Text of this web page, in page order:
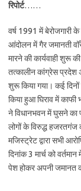
रिपोर्ट……
वर्ष 1991 में बेरोजगारी के
आंदोलन में गैर जमानती
मारने की कार्यवाही शुरू
तत्कालीन कांग्रेस प्रदेश
शुरू किया गया। कई
किया हुआ घिराव में काफी
ने विधानभवन में घुसने का
लोगों के विरुद्ध हजरतगंज
मजिस्ट्रेट द्वारा सभी
दिनांक 3 मार्च को
पेश होकर अपनी जमानत